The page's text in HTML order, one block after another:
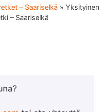
– Saariselkä » Yksityinen
– Saariselkä